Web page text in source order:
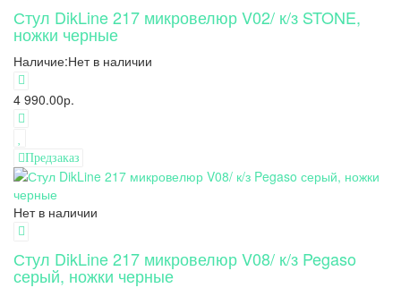
Стул DikLine 217 микровелюр V02/ к/з STONE,
ножки черные
Наличие:Нет в наличии
4 990.00р.
Предзаказ
Нет в наличии
Стул DikLine 217 микровелюр V08/ к/з Pegaso
серый, ножки черные